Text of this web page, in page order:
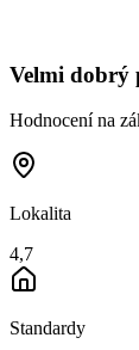
Velmi dobrý
Hodnocení na
Lokalita
4,7
Standardy